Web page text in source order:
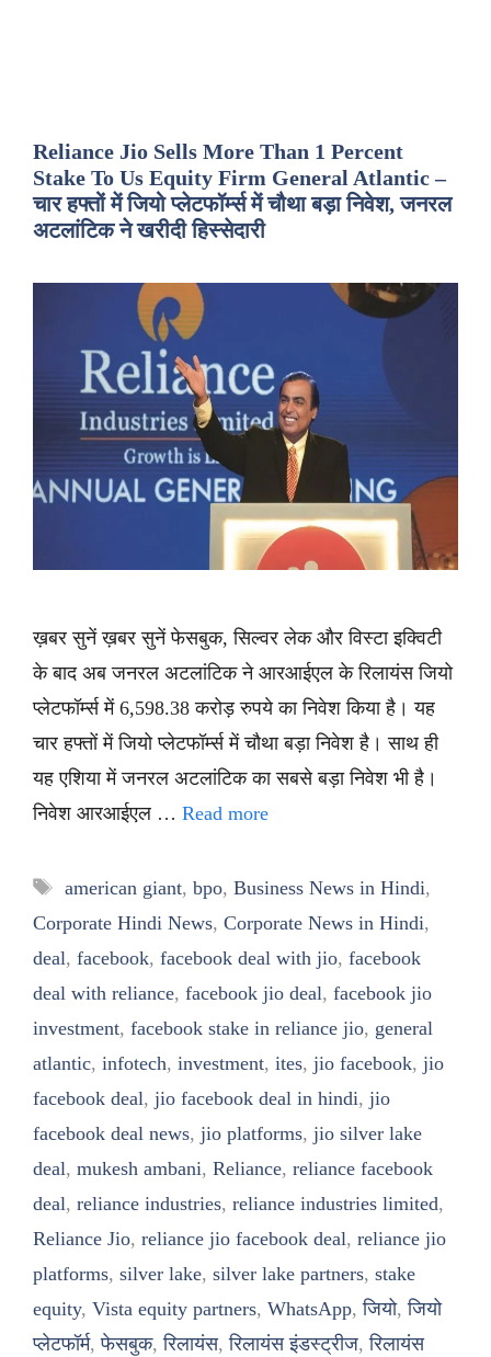
Reliance Jio Sells More Than 1 Percent
Stake To Us Equity Firm General Atlantic –
चार हफ्तों में जियो प्लेटफॉर्म्स में चौथा बड़ा निवेश, जनरल
अटलांटिक ने खरीदी हिस्सेदारी
ख़बर सुनें ख़बर सुनें फेसबुक, सिल्वर लेक और विस्टा इक्विटी
के बाद अब जनरल अटलांटिक ने आरआईएल के रिलायंस जियो
प्लेटफॉर्म्स में 6,598.38 करोड़ रुपये का निवेश किया है। यह
चार हफ्तों में जियो प्लेटफॉर्म्स में चौथा बड़ा निवेश है। साथ ही
यह एशिया में जनरल अटलांटिक का सबसे बड़ा निवेश भी है।
निवेश आरआईएल … Read more
Tags
american giant, bpo, Business News in Hindi,
Corporate Hindi News, Corporate News in Hindi,
deal, facebook, facebook deal with jio, facebook
deal with reliance, facebook jio deal, facebook jio
investment, facebook stake in reliance jio, general
atlantic, infotech, investment, ites, jio facebook, jio
facebook deal, jio facebook deal in hindi, jio
facebook deal news, jio platforms, jio silver lake
deal, mukesh ambani, Reliance, reliance facebook
deal, reliance industries, reliance industries limited,
Reliance Jio, reliance jio facebook deal, reliance jio
platforms, silver lake, silver lake partners, stake
equity, Vista equity partners, WhatsApp,जियो,जियो
प्लेटफॉर्म,फेसबुक,रिलायंस,रिलायंस इंडस्ट्रीज,रिलायंस